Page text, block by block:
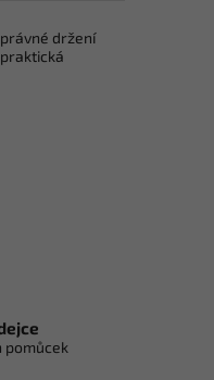
držení
pomůcek